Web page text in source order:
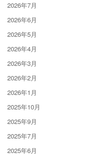
2026年7月
2026年6月
2026年5月
2026年4月
2026年3月
2026年2月
2026年1月
2025年10月
2025年9月
2025年7月
2025年6月